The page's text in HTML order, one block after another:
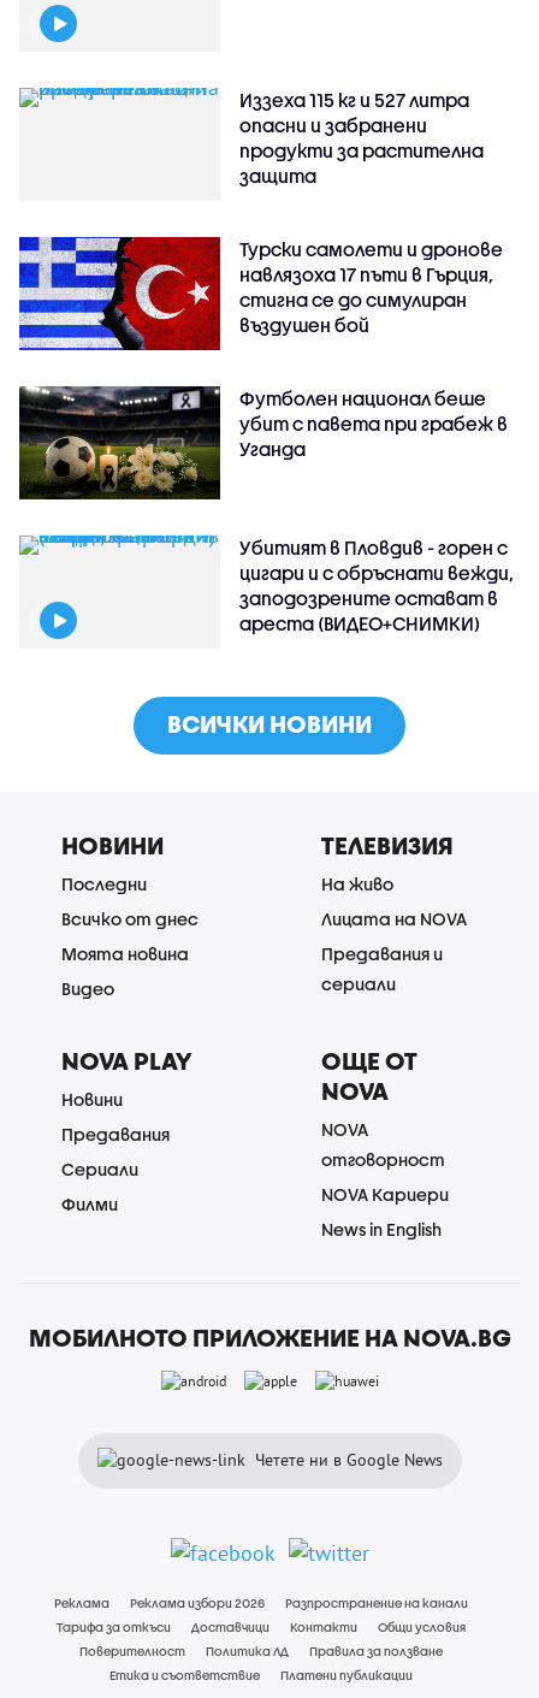
Иззеха 115 кг и 527 литра
опасни и забранени
продукти за растителна
защита
Турски самолети и дронове
навлязоха 17 пъти в Гърция,
стигна се до симулиран
въздушен бой
Футболен национал беше
убит с павета при грабеж в
Уганда
Убитият в Пловдив - горен с
цигари и с обръснати вежди,
заподозрените остават в
ареста (ВИДЕО+СНИМКИ)
ВСИЧКИ НОВИНИ
НОВИНИ
Последни
Всичко от днес
Моята новина
Видео
ТЕЛЕВИЗИЯ
На живо
Лицата на NOVA
Предавания и
сериали
NOVA PLAY
Новини
Предавания
Сериали
Филми
ОЩЕ ОТ
NOVA
NOVA
отговорност
NOVA Кариери
News in English
МОБИЛНОТО ПРИЛОЖЕНИЕ НА NOVA.BG
Четете ни в Google News
Реклама Реклама избори 2026
Разпространение на канали
Тарифа за откъси
Доставчици Контакти
Общи условия
Поверителност
Политика ЛД
Правила за ползване
Етика и съответствие
Платени публикации